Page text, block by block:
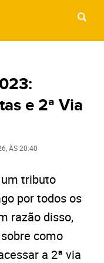
e 2ª Via
, ÀS20:40
tributo
por todos os
razão disso,
como
a 2ª via